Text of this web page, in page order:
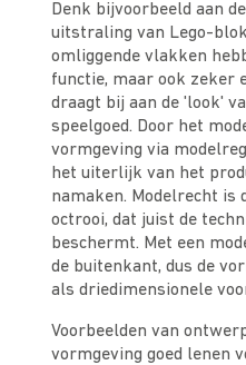
Denk bijvoorbeeld aan
uitstraling van Lego-
omliggende vlakken
functie, maar ook zeker
draagt bij aan de 'look'
speelgoed. Door het
vormgeving via
het uiterlijk van het
namaken. Modelrecht is
octrooi, dat juist de
beschermt. Met een
de buitenkant, dus de
als driedimensionele
Voorbeelden van
vormgeving goed lenen